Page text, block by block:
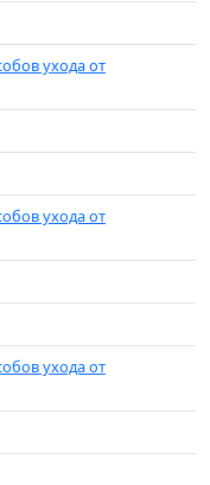
ухода от
ухода от
ухода от